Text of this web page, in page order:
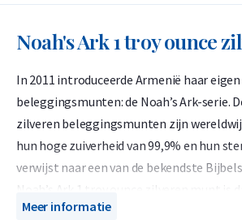
Noah's Ark 1 troy ounce
In 2011 introduceerde Armenië haar
beleggingsmunten: de Noah’s Ark-serie.
zilveren beleggingsmunten zijn
hun hoge zuiverheid van 99,9% en hun
verwijst naar een van de bekendste
Noah’s Ark 1 troy ounce zilveren munt is
een waardevolle investering in
Meer informatie